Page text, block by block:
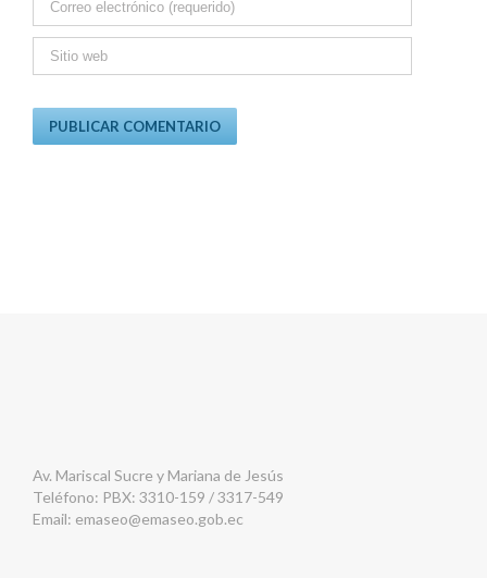
Av. Mariscal Sucre y Mariana de Jesús
Teléfono: PBX: 3310-159 / 3317-549
Email: emaseo@emaseo.gob.ec